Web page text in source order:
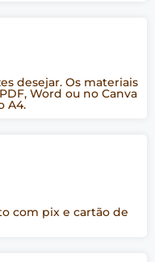
desejar. Os materiais
Word ou no Canva
A4.
com pix e cartão de